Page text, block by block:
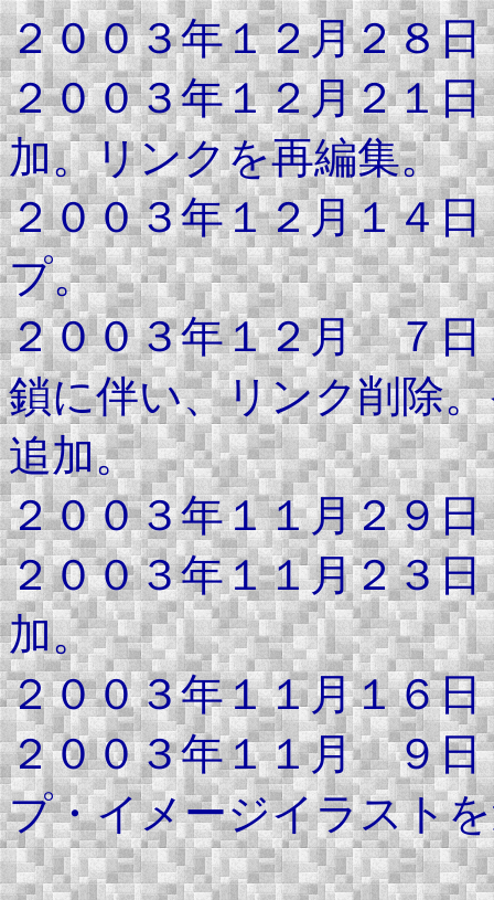
２００３年１２月２８
２００３年１２月２１
加。リンクを再編集。
２００３年１２月１４
プ。
２００３年１２月 ７日
鎖に伴い、リンク削除
追加。
２００３年１１月２９
２００３年１１月２３
加。
２００３年１１月１６
２００３年１１月 ９日
プ・イメージイラスト
再編